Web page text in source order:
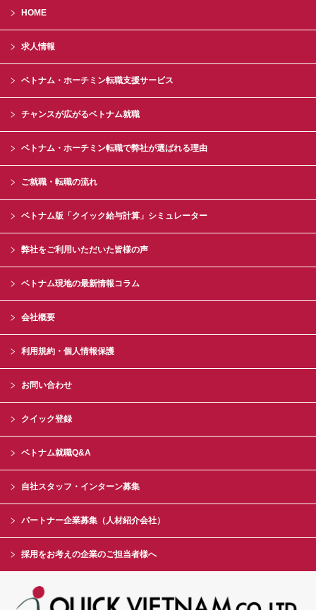
HOME
求人情報
ベトナム・ホーチミン転職支援サービス
チャンスが広がるベトナム就職
ベトナム・ホーチミン転職で弊社が選ばれる理由
ご就職・転職の流れ
ベトナム版「クイック給与計算」シミュレーター
弊社をご利用いただいた皆様の声
ベトナム現地の最新情報コラム
会社概要
利用規約・個人情報保護
お問い合わせ
クイック登録
ベトナム就職Q&A
自社スタッフ・インターン募集
パートナー企業募集（人材紹介会社）
採用をお考えの企業のご担当者様へ